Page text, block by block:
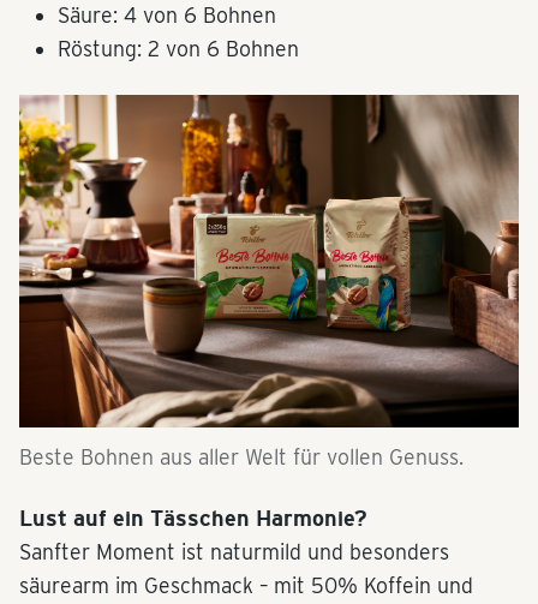
Säure: 4 von 6 Bohnen
Röstung: 2 von 6 Bohnen
Beste Bohnen aus aller Welt für vollen Genuss.
Lust auf ein Tässchen Harmonie?
Sanfter Moment ist naturmild und besonders
säurearm im Geschmack – mit 50% Koffein und